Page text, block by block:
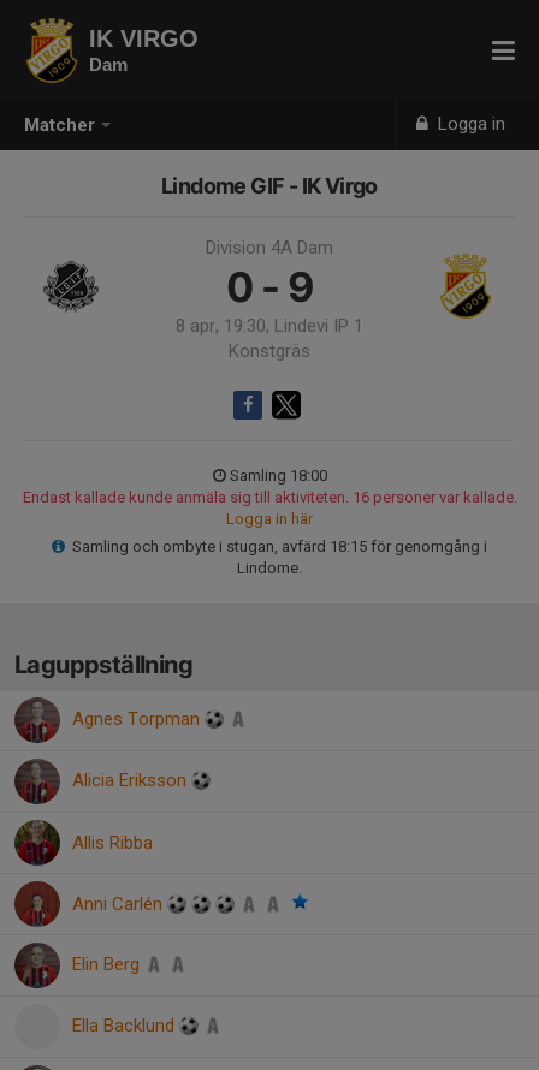
Matcher Logga in
IK VIRGO
Dam
Lindome GIF - IK Virgo
Division 4A Dam
0 - 9
8 apr, 19:30, Lindevi IP 1
Konstgräs
Samling 18:00
Endast kallade kunde anmäla sig till aktiviteten. 16 personer var kallade.
Logga in här
Samling och ombyte i stugan, avfärd 18:15 för genomgång i
Lindome.
Laguppställning
Agnes Torpman
Alicia Eriksson
Allis Ribba
Anni Carlén
Elin Berg
Ella Backlund